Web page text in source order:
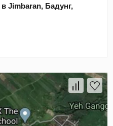
Jimbaran, Бадунг,